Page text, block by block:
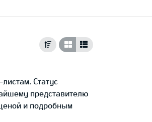
Статус
представителю
и подробным